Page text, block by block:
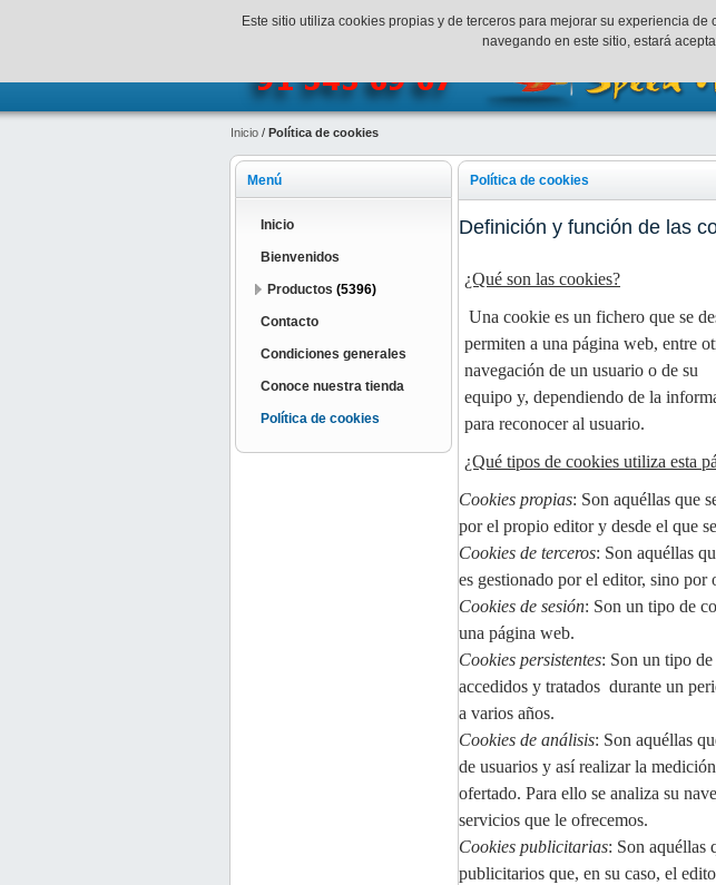
¡Bienvenidos a SpeedHobbys! Mi cuenta Finalizar Compra
Inicio / Política de cookies
Política de cookies
Definición y función de las
¿Qué son las cookies?
Una cookie es un fichero que se
permiten a una página web, entre
navegación de un usuario o de su
equipo y, dependiendo de la
para reconocer al usuario.
¿Qué tipos de cookies utiliza esta
Cookies propias: Son aquéllas que
por el propio editor y desde el que
Cookies de terceros: Son aquéllas
es gestionado por el editor, sino por
Cookies de sesión: Son un tipo de
una página web.
Cookies persistentes: Son un tipo
accedidos y tratados durante un
a varios años.
Cookies de análisis: Son aquéllas
de usuarios y así realizar la
ofertado. Para ello se analiza su
servicios que le ofrecemos.
Cookies publicitarias: Son aquéllas
publicitarios que, en su caso, el
Menú
Inicio
Bienvenidos
Productos (5396)
Contacto
Condiciones generales
Conoce nuestra tienda
Política de cookies
Este sitio utiliza cookies propias y de terceros para mejorar su experiencia
navegando en este sitio, estará